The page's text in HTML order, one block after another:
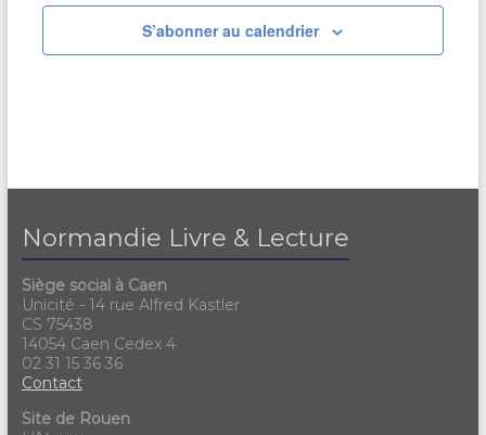
S’abonner au calendrier
Normandie Livre & Lecture
Siège social à Caen
Unicité - 14 rue Alfred Kastler
CS 75438
14054 Caen Cedex 4
02 31 15 36 36
Contact
Site de Rouen